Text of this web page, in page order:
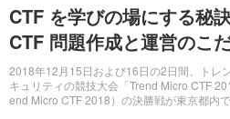
CTF を学びの場にする秘
CTF 問題作成と運営のこ
2018年12月15日および16日の2日間、トレ
キュリティの競技大会「Trend Micro CTF
end Micro CTF 2018）の決勝戦が東京都内で